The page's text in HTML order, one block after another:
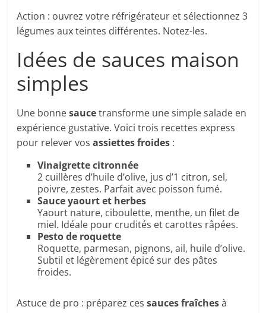
Action : ouvrez votre réfrigérateur et sélectionnez 3
légumes aux teintes différentes. Notez-les.
Idées de sauces maison
simples
Une bonnesaucetransforme une simple salade en
expérience gustative. Voici trois recettes express
pour relever vosassiettes froides :
Vinaigrette citronnée
2 cuillères d’huile d’olive, jus d’1 citron, sel,
poivre, zestes. Parfait avec poisson fumé.
Sauce yaourt et herbes
Yaourt nature, ciboulette, menthe, un filet de
miel. Idéale pour crudités et carottes râpées.
Pesto de roquette
Roquette, parmesan, pignons, ail, huile d’olive.
Subtil et légèrement épicé sur des pâtes
froides.
Astuce de pro : préparez cessauces fraîchesà